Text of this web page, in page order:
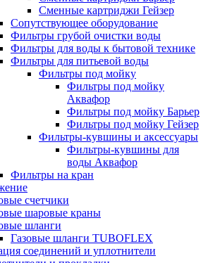
Сменные картриджи Гейзер
Сопутствующее оборудование
Фильтры грубой очистки воды
Фильтры для воды к бытовой технике
Фильтры для питьевой воды
Фильтры под мойку
Фильтры под мойку
Аквафор
Фильтры под мойку Барьер
Фильтры под мойку Гейзер
Фильтры-кувшины и аксессуары
Фильтры-кувшины для
воды Аквафор
Фильтры на кран
счетчики
шаровые краны
шланги
Газовые шланги TUBOFLEX
соединений и уплотнители